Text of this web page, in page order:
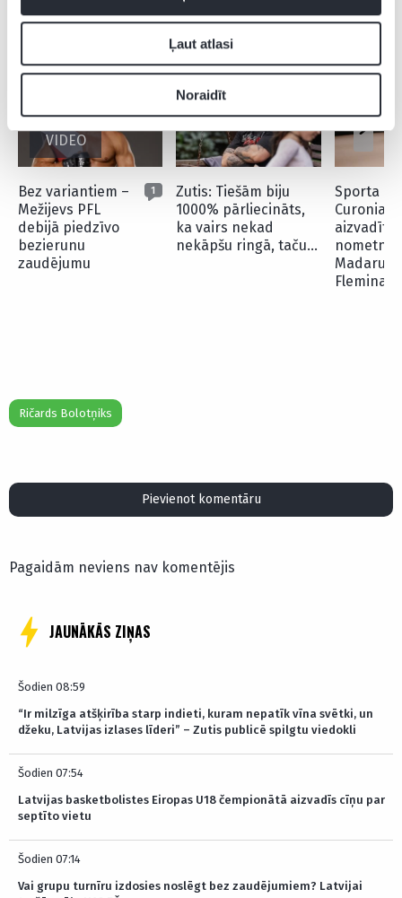
Ļaut atlasi
Noraidīt
CITAS ZIŅAS NO ŠĪS KATEGORIJAS
VIDEO
Bez variantiem –
Mežijevs PFL
debijā piedzīvo
bezierunu
zaudējumu
1
Zutis: Tiešām biju
1000% pārliecināts,
ka vairs nekad
nekāpšu ringā, taču…
Sporta
Curonia
aizvadīta
nometne
Madaru
Fleminas
Ričards Bolotņiks
Pievienot komentāru
Pagaidām neviens nav komentējis
JAUNĀKĀS ZIŅAS
Šodien 08:59
“Ir milzīga atšķirība starp indieti, kuram nepatīk vīna svētki, un
džeku, Latvijas izlases līderi” – Zutis publicē spilgtu viedokli
Šodien 07:54
Latvijas basketbolistes Eiropas U18 čempionātā aizvadīs cīņu par
septīto vietu
Šodien 07:14
Vai grupu turnīru izdosies noslēgt bez zaudējumiem? Latvijai